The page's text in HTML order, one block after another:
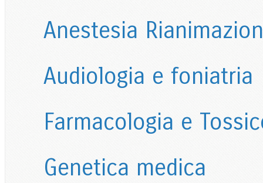
Anestesia
Audiologia e foniatria
Farmacologia e
Genetica medica